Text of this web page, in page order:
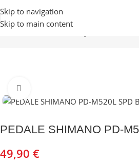
Skip to navigation
Skip to main content
Početna
PEDALE SHIMANO PD-
49,90 €